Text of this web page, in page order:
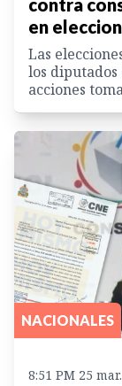
contra
en
Las
los diputados
acciones
NACIONALES
8:51 PM 25